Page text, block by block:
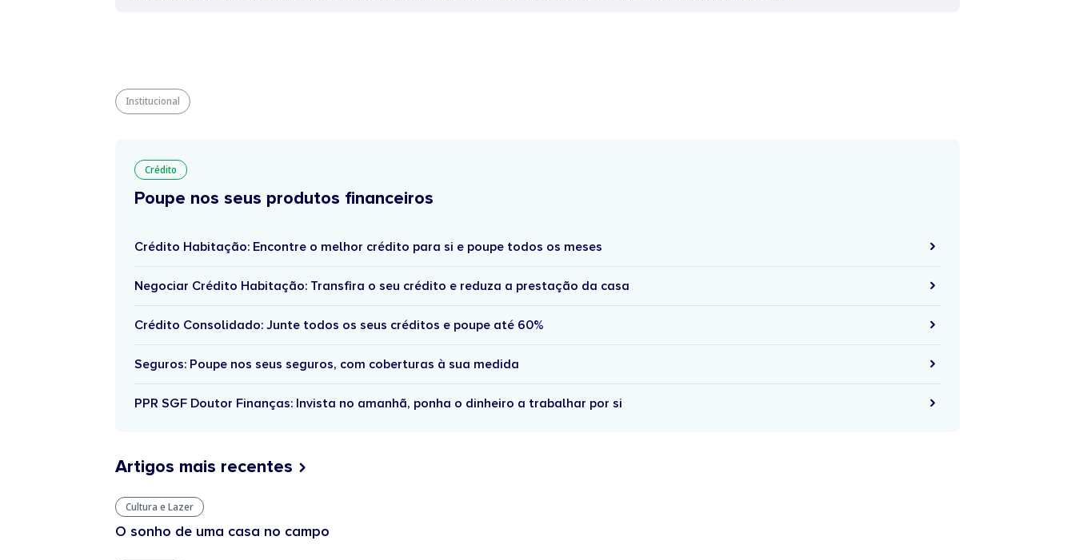
Institucional
Crédito
Poupe nos seus produtos financeiros
Crédito Habitação: Encontre o melhor crédito para si e poupe todos os meses
Negociar Crédito Habitação: Transfira o seu crédito e reduza a prestação da casa
Crédito Consolidado: Junte todos os seus créditos e poupe até 60%
Seguros: Poupe nos seus seguros, com coberturas à sua medida
PPR SGF Doutor Finanças: Invista no amanhã, ponha o dinheiro a trabalhar por si
Artigos mais recentes
Cultura e Lazer
O sonho de uma casa no campo